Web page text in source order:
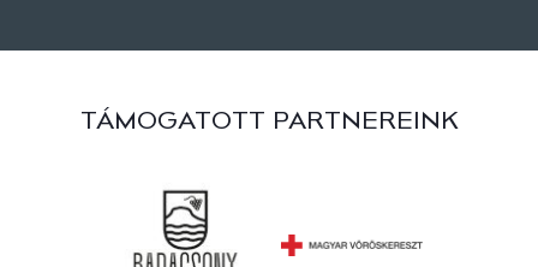
TÁMOGATOTT PARTNEREINK